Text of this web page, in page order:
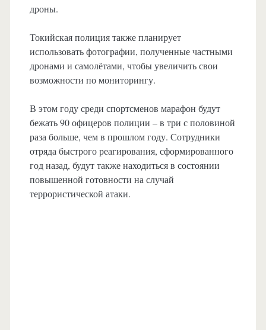
дроны.
Токийская полиция также планирует
использовать фотографии, полученные частными
дронами и самолётами, чтобы увеличить свои
возможности по мониторингу.
В этом году среди спортсменов марафон будут
бежать 90 офицеров полиции – в три с половиной
раза больше, чем в прошлом году. Сотрудники
отряда быстрого реагирования, сформированного
год назад, будут также находиться в состоянии
повышенной готовности на случай
террористической атаки.